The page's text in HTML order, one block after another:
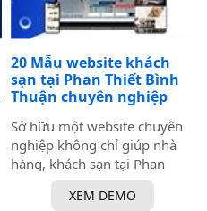
20 Mẫu website khách
sạn tại Phan Thiết Bình
Thuận chuyên nghiệp
Sở hữu một website chuyên
nghiệp không chỉ giúp nhà
hàng, khách sạn tại Phan
Thiết, Bình Thuận tăng cường
sự hiện diện trực tuyến mà
XEM DEMO